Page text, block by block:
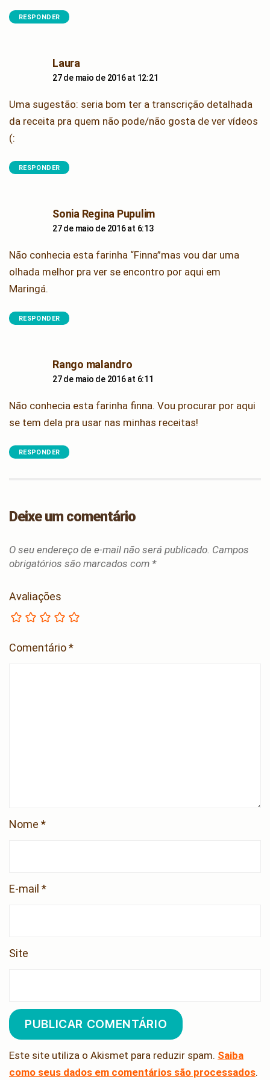
RESPONDER
Laurasays:
27 de maio de 2016 at 12:21
Uma sugestão: seria bom ter a transcrição detalhada
da receita pra quem não pode/não gosta de ver vídeos
(:
RESPONDER
Sonia Regina Pupulimsays:
27 de maio de 2016 at 6:13
Não conhecia esta farinha “Finna”mas vou dar uma
olhada melhor pra ver se encontro por aqui em
Maringá.
RESPONDER
Rango malandrosays:
27 de maio de 2016 at 6:11
Não conhecia esta farinha finna. Vou procurar por aqui
se tem dela pra usar nas minhas receitas!
RESPONDER
Deixe um comentário
O seu endereço de e-mail não será publicado. Campos
obrigatórios são marcados com *
Avaliações
Comentário*
Nome *
E-mail *
Site
Este site utiliza o Akismet para reduzir spam. Saiba
como seus dados em comentários são processados.